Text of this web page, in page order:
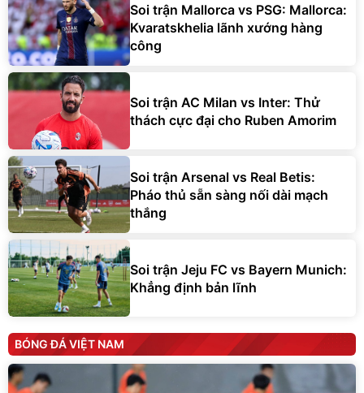
Soi trận Mallorca vs PSG: Mallorca:
Kvaratskhelia lãnh xướng hàng
công
Soi trận AC Milan vs Inter: Thử
thách cực đại cho Ruben Amorim
Soi trận Arsenal vs Real Betis:
Pháo thủ sẵn sàng nối dài mạch
thắng
Soi trận Jeju FC vs Bayern Munich:
Khẳng định bản lĩnh
BÓNG ĐÁ VIỆT NAM